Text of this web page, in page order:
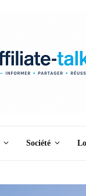
Société